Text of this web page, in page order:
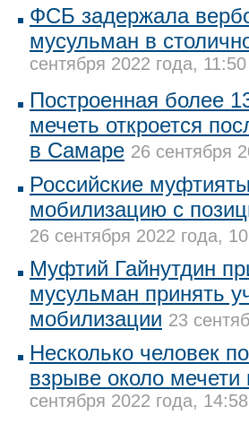
ФСБ задержала
мусульман в
сентября 2022 года, 11:50
Построенная более
мечеть откроется
в Самаре 26 сентября
Российские
мобилизацию с
26 сентября 2022 года,
Муфтий Гайнутдин
мусульман принять
мобилизации 23
Несколько человек
взрыве около мечети
сентября 2022 года, 14:58